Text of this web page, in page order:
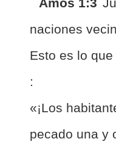
naciones
Esto es lo
:
«¡Los
pecado una y